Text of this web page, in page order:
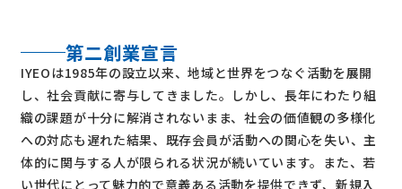
第二創業宣言
IYEOは1985年の設立以来、地域と世界をつなぐ活動を展開
し、社会貢献に寄与してきました。しかし、長年にわたり組
織の課題が十分に解消されないまま、社会の価値観の多様化
への対応も遅れた結果、既存会員が活動への関心を失い、主
体的に関与する人が限られる状況が続いています。また、若
い世代にとって魅力的で意義ある活動を提供できず、新規入